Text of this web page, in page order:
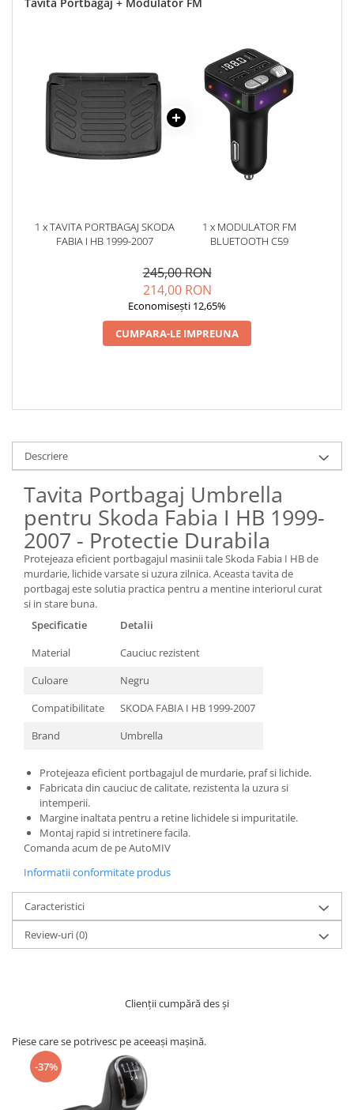
1 x TAVITA PORTBAGAJ SKODA
FABIA I HB 1999-2007
1 x MODULATOR FM
BLUETOOTH C59
245,00 RON
214,00 RON
Economisești 12,65%
CUMPARA-LE IMPREUNA
Descriere
Tavita Portbagaj Umbrella
pentru Skoda Fabia I HB 1999-
2007 - Protectie Durabila
Protejeaza eficient portbagajul masinii tale Skoda Fabia I HB de
murdarie, lichide varsate si uzura zilnica. Aceasta tavita de
portbagaj este solutia practica pentru a mentine interiorul curat
si in stare buna.
Specificatie
Detalii
Material
Cauciuc rezistent
Culoare
Negru
Compatibilitate
SKODA FABIA I HB 1999-2007
Brand
Umbrella
Protejeaza eficient portbagajul de murdarie, praf si lichide.
Fabricata din cauciuc de calitate, rezistenta la uzura si
intemperii.
Margine inaltata pentru a retine lichidele si impuritatile.
Montaj rapid si intretinere facila.
Comanda acum de pe AutoMIV
Informatii conformitate produs
Caracteristici
Review-uri(0)
Clienții cumpără des și
Piese care se potrivesc pe aceeași mașină.
-37%